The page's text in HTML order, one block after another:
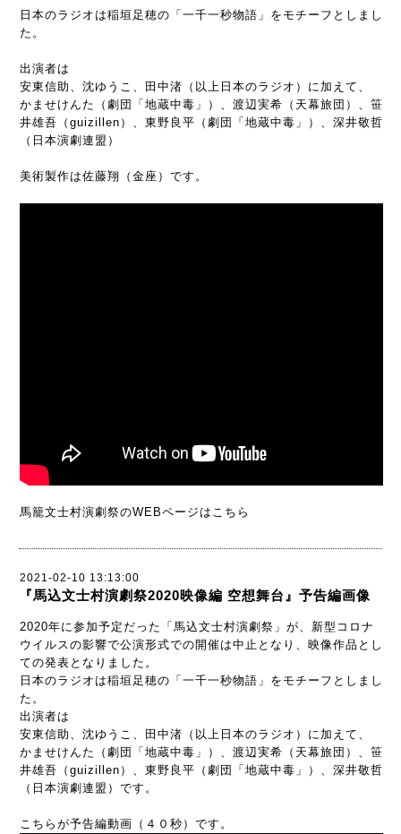
日本のラジオは稲垣足穂の「一千一秒物語」をモチーフとしまし
た。
出演者は
安東信助、沈ゆうこ、田中渚（以上日本のラジオ）に加えて、
かませけんた（劇団「地蔵中毒」）、渡辺実希（天幕旅団）、笹
井雄吾（guizillen）、東野良平（劇団「地蔵中毒」）、深井敬哲
（日本演劇連盟）
美術製作は佐藤翔（金座）です。
馬籠文士村演劇祭のWEBページはこちら
2021-02-10 13:13:00
『馬込文士村演劇祭2020映像編 空想舞台』予告編画像
2020年に参加予定だった「馬込文士村演劇祭」が、新型コロナ
ウイルスの影響で公演形式での開催は中止となり、映像作品とし
ての発表となりました。
日本のラジオは稲垣足穂の「一千一秒物語」をモチーフとしまし
た。
出演者は
安東信助、沈ゆうこ、田中渚（以上日本のラジオ）に加えて、
かませけんた（劇団「地蔵中毒」）、渡辺実希（天幕旅団）、笹
井雄吾（guizillen）、東野良平（劇団「地蔵中毒」）、深井敬哲
（日本演劇連盟）です。
こちらが予告編動画（４０秒）です。